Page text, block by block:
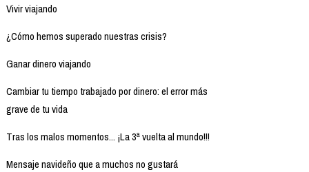
Vivir viajando
¿Cómo hemos superado nuestras crisis?
Ganar dinero viajando
Cambiar tu tiempo trabajado por dinero: el error más
grave de tu vida
Tras los malos momentos... ¡La 3ª vuelta al mundo!!!
Mensaje navideño que a muchos no gustará